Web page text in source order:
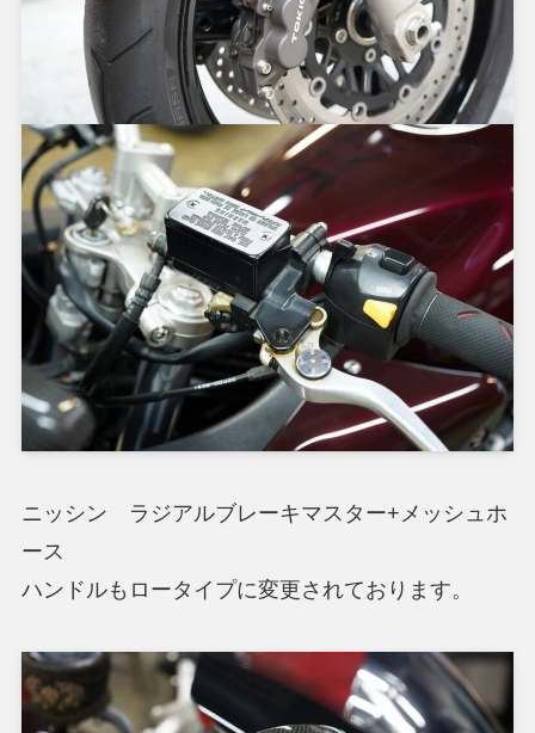
ニッシン ラジアルブレーキマスター+メッシュホ
ース
ハンドルもロータイプに変更されております。